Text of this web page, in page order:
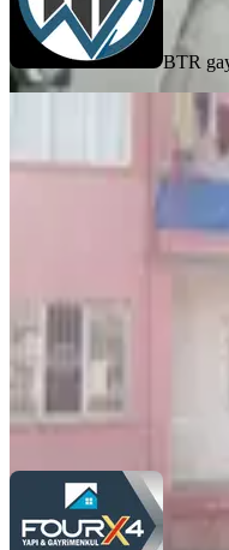
BTR
2+1
120
FOURX4